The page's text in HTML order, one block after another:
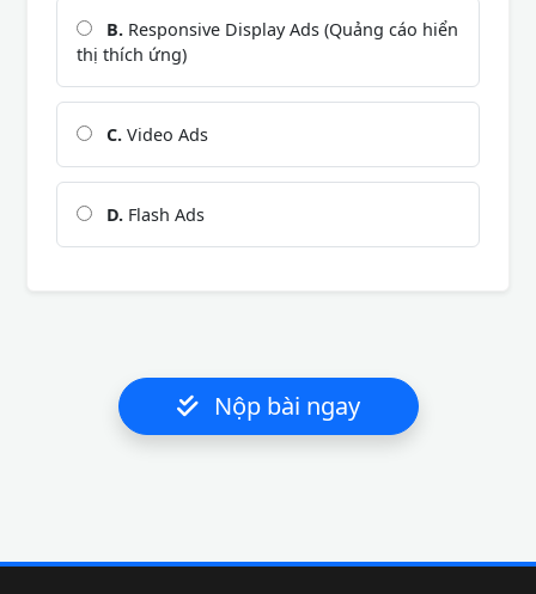
B. Responsive Display Ads (Quảng cáo hiển
thị thích ứng)
C. Video Ads
D. Flash Ads
Nộp bài ngay